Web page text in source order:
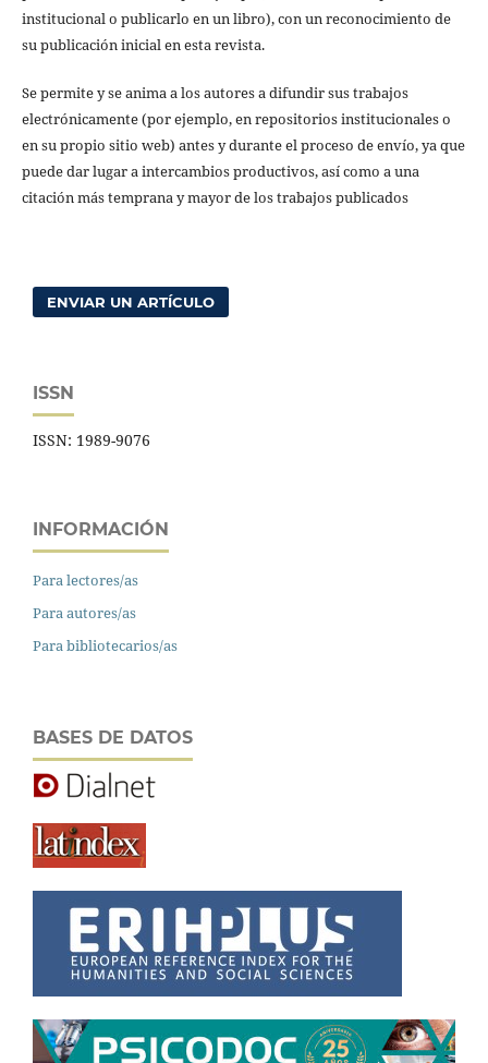
institucional o publicarlo en un libro), con un reconocimiento de
su publicación inicial en esta revista.
Se permite y se anima a los autores a difundir sus trabajos
electrónicamente (por ejemplo, en repositorios institucionales o
en su propio sitio web) antes y durante el proceso de envío, ya que
puede dar lugar a intercambios productivos, así como a una
citación más temprana y mayor de los trabajos publicados
ENVIAR UN ARTÍCULO
ISSN
ISSN: 1989-9076
INFORMACIÓN
Para lectores/as
Para autores/as
Para bibliotecarios/as
BASES DE DATOS